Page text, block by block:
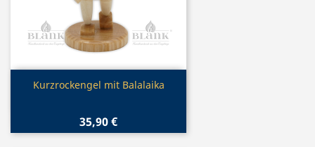
Vorschau
Kurzrockengel mit Balalaika
35,90 €